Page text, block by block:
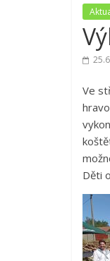
Ve
Děti